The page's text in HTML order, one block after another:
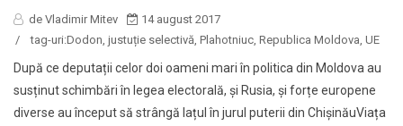
de Vladimir Mitev
14 august 2017
/
tag-uri:Dodon justuție selectivă Plahotniuc Republica Moldova UE
După ce deputații celor doi oameni mari în politica din Moldova au
susținut schimbări în legea electorală, și Rusia, și forțe europene
diverse au început să strângă lațul în jurul puterii din ChișinăuViața